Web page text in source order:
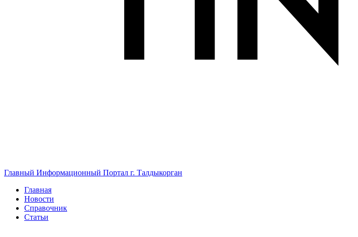
Главный Информационный Портал г. Талдыкорган
Главная
Новости
Справочник
Статьи